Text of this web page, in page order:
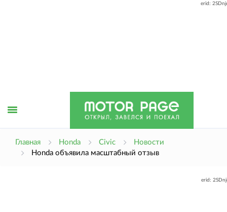
erid:
Главная Honda Civic
Новости
Honda объявила масштабный отзыв
erid: